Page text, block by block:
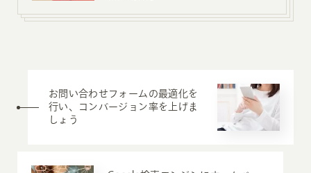
お問い合わせフォームの最適化を
行い、コンバージョン率を上げま
しょう